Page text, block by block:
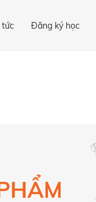
tức Đăng ký học